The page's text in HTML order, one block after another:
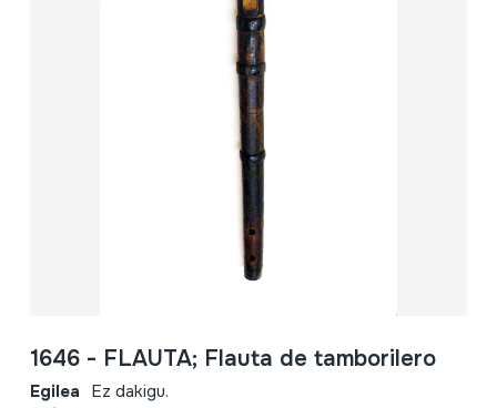
1646 - FLAUTA; Flauta de tamborilero
Egilea Ez dakigu.